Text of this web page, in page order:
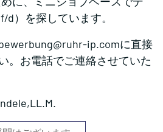
）を探しています。
ip.comに直接
。お電話でご連絡させていた